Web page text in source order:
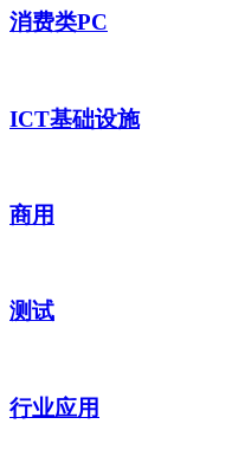
消费类PC
ICT基础设施
商用
测试
行业应用